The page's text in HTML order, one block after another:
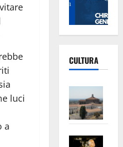
luci
a
CULTURA